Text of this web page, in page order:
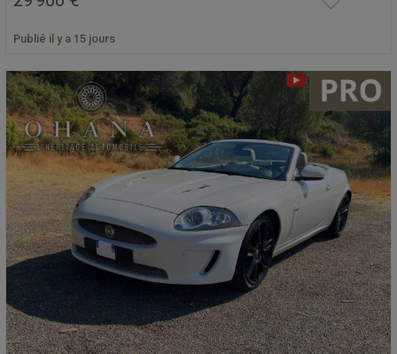
Publié il y a 15 jours